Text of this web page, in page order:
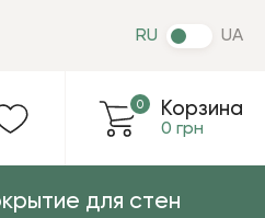
Корзина
0 грн
0
RU UA
для стен